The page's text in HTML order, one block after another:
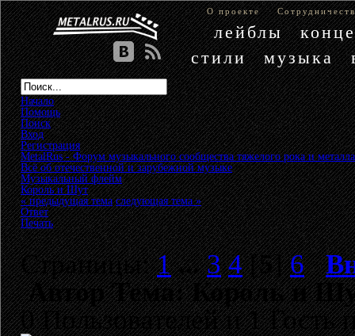
О проекте
лейблы
стили
музыка
Начало
Помощь
Поиск
Вход
Регистрация
MetalRus - Форум музыкального сообщества тяжелого рока и металла
Всё об отечественной и зарубежной музыке»
Музыкальный флейм»
Король и Шут
« предыдущая тема следующая тема »
Ответ
Печать
Страницы:1 ...3 4[5]6
АвторТема: Король и
0 Пользователей и 1 Гость